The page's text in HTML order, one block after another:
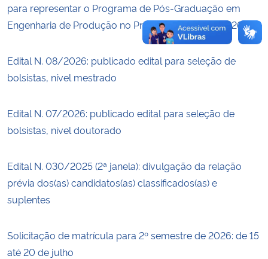
para representar o Programa de Pós-Graduação em
Engenharia de Produção no Prêmio Tese UFSM 2026
Edital N. 08/2026: publicado edital para seleção de
bolsistas, nível mestrado
Edital N. 07/2026: publicado edital para seleção de
bolsistas, nível doutorado
Edital N. 030/2025 (2ª janela): divulgação da relação
prévia dos(as) candidatos(as) classificados(as) e
suplentes
Solicitação de matrícula para 2º semestre de 2026: de 15
até 20 de julho